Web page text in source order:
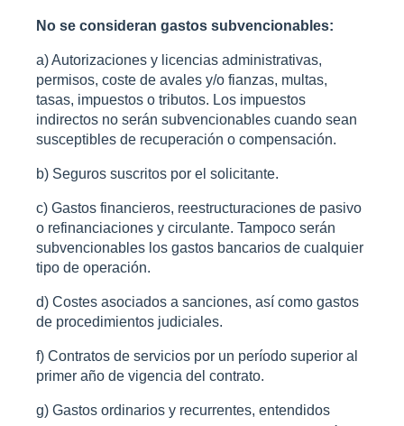
No se consideran gastos subvencionables:
a) Autorizaciones y licencias administrativas,
permisos, coste de avales y/o fianzas, multas,
tasas, impuestos o tributos. Los impuestos
indirectos no serán subvencionables cuando sean
susceptibles de recuperación o compensación.
b) Seguros suscritos por el solicitante.
c) Gastos financieros, reestructuraciones de pasivo
o refinanciaciones y circulante. Tampoco serán
subvencionables los gastos bancarios de cualquier
tipo de operación.
d) Costes asociados a sanciones, así como gastos
de procedimientos judiciales.
f) Contratos de servicios por un período superior al
primer año de vigencia del contrato.
g) Gastos ordinarios y recurrentes, entendidos